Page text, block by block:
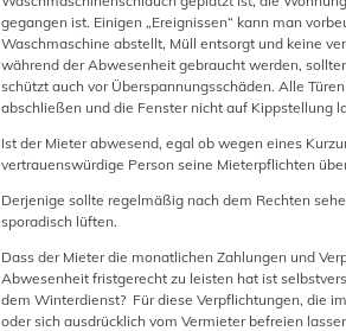
gegangen ist. Einigen „Ereignissen“ kann man
Waschmaschine abstellt, Müll entsorgt und keine
während der Abwesenheit gebraucht werden,
schützt auch vor Überspannungsschäden. Alle
abschließen und die Fenster nicht auf Kippstellung
Ist der Mieter abwesend, egal ob wegen eines
vertrauenswürdige Person seine Mieterpflichten
Derjenige sollte regelmäßig nach dem Rechten
sporadisch lüften.
Dass der Mieter die monatlichen Zahlungen und
Abwesenheit fristgerecht zu leisten hat ist
dem Winterdienst? Für diese Verpflichtungen, die
oder sich ausdrücklich vom Vermieter befreien